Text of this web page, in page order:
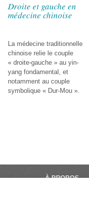
Droite et gauche en
médecine chinoise
La médecine traditionnelle
chinoise relie le couple
« droite-gauche » au yin-
yang fondamental, et
notamment au couple
symbolique « Dur-Mou ».
À PROPOS